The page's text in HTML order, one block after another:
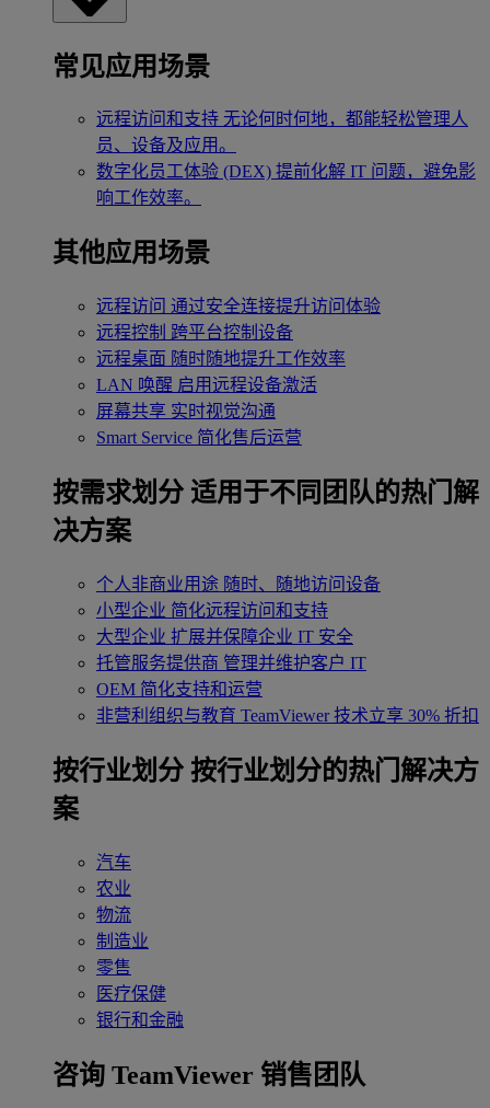
常见应用场景
远程访问和支持 无论何时何地，都能轻松管理人
员、设备及应用。
数字化员工体验 (DEX) 提前化解 IT 问题，避免影
响工作效率。
其他应用场景
远程访问 通过安全连接提升访问体验
远程控制 跨平台控制设备
远程桌面 随时随地提升工作效率
LAN 唤醒 启用远程设备激活
屏幕共享 实时视觉沟通
Smart Service 简化售后运营
按需求划分 适用于不同团队的热门解
决方案
个人非商业用途 随时、随地访问设备
小型企业 简化远程访问和支持
大型企业 扩展并保障企业 IT 安全
托管服务提供商 管理并维护客户 IT
OEM 简化支持和运营
非营利组织与教育 TeamViewer 技术立享 30% 折扣
‌按行业划分 按行业划分的热门解决方
案
汽车
农业
物流
制造业
零售
医疗保健
银行和金融
咨询 TeamViewer 销售团队